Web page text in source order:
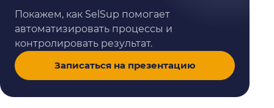
Покажем, как SelSup помогает
автоматизировать процессы и
контролировать результат.
Записаться на презентацию